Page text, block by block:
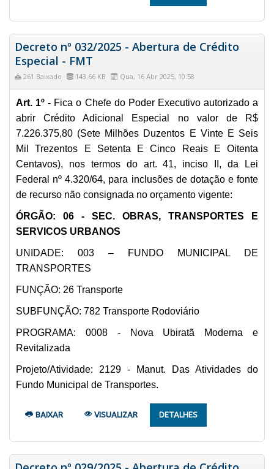
Decreto nº 032/2025 - Abertura de Crédito
Especial - FMT
261 Baixado 143.66 KB Qua, 16 Abr 2025, 10:58
Art. 1º - Fica o Chefe do Poder Executivo autorizado a
abrir Crédito Adicional Especial no valor de R$
7.226.375,80 (Sete Milhões Duzentos E Vinte E Seis
Mil Trezentos E Setenta E Cinco Reais E Oitenta
Centavos), nos termos do art. 41, inciso II, da Lei
Federal nº 4.320/64, para inclusões de dotação e fonte
de recurso não consignada no orçamento vigente:
ÓRGÃO: 06 - SEC. OBRAS, TRANSPORTES E
SERVICOS URBANOS
UNIDADE: 003 – FUNDO MUNICIPAL DE
TRANSPORTES
FUNÇÃO: 26 Transporte
SUBFUNÇÃO: 782 Transporte Rodoviário
PROGRAMA: 0008 - Nova Ubiratã Moderna e
Revitalizada
Projeto/Atividade: 2129 - Manut. Das Atividades do
Fundo Municipal de Transportes.
BAIXAR VISUALIZAR DETALHES